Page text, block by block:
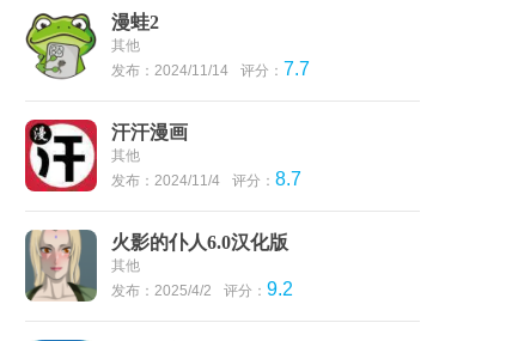
漫蛙2
其他
发布：2024/11/14
评分： 7.7
汗汗漫画
其他
发布：2024/11/4
评分： 8.7
火影的仆人6.0汉化版
其他
发布：2025/4/2
评分： 9.2